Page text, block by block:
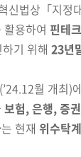
신법상「지정
활용하여 핀테
기 위해 23년
(’24.12월 개최)
보험, 은행, 증
는 현재 위수탁